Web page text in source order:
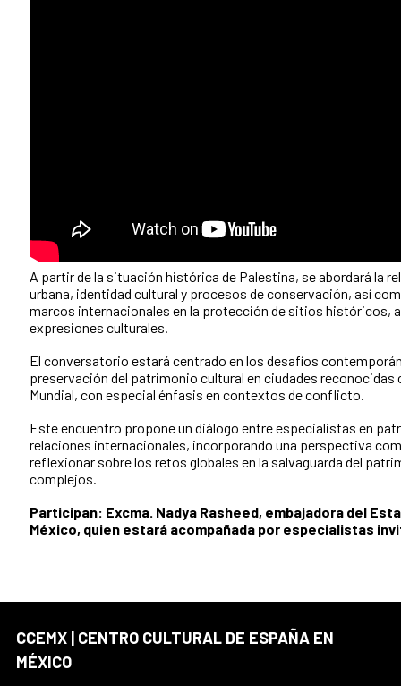
A partir de la situación histórica de Palestina, se abordará la
urbana, identidad cultural y procesos de conservación, así
marcos internacionales en la protección de sitios históricos,
expresiones culturales.
El conversatorio estará centrado en los desafíos
preservación del patrimonio cultural en ciudades
Mundial, con especial énfasis en contextos de conflicto.
Este encuentro propone un diálogo entre especialistas en
relaciones internacionales, incorporando una perspectiva
reflexionar sobre los retos globales en la salvaguarda del
complejos.
Participan: Excma. Nadya Rasheed, embajadora del
México, quien estará acompañada por especialistas
CCEMX | CENTRO CULTURAL DE ESPAÑA EN
MÉXICO